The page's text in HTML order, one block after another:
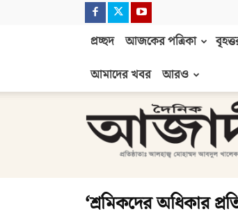
প্রচ্ছদ আজকের পত্রিকা
আমাদের খবর
আরও
আজাদী
‘শ্রমিকদের অধিকার